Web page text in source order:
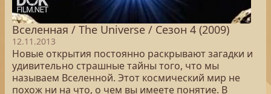
Вселенная / The Universe / Сезон 4 (2009)
12.11.2013
Новые открытия постоянно раскрывают загадки и
удивительно страшные тайны того, что мы
называем Вселенной. Этот космический мир не
похож ни на что, о чем вы имеете понятие. В